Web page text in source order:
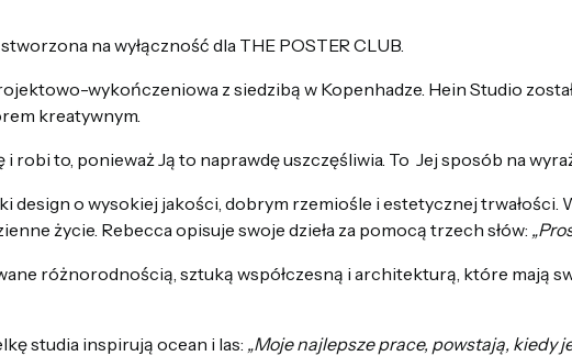
na wyłączność dla THE POSTER CLUB.
wykończeniowa z siedzibą w Kopenhadze. Hein Studio
kreatywnym.
i robi to, ponieważ Ją to naprawdę uszczęśliwia. To Jej sposób na
design o wysokiej jakości, dobrym rzemiośle i estetycznej trwałości.
życie. Rebecca opisuje swoje dzieła za pomocą trzech słów:
różnorodnością, sztuką współczesną i architekturą, które mają
studia inspirują ocean i las: „Moje najlepsze prace, powstają, kiedy